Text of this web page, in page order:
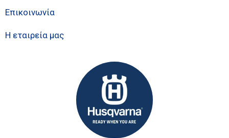
Επικοινωνία
Η εταιρεία μας